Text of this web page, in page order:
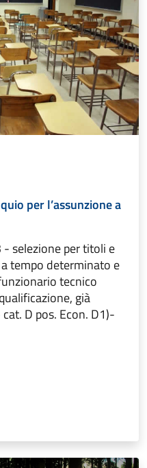
per l’assunzione a
selezione per titoli e
tempo determinato e
tecnico
già
D pos. Econ. D1)-